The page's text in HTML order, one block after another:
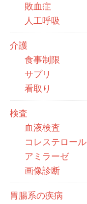
敗血症
人工呼吸
介護
食事制限
サプリ
看取り
検査
血液検査
コレステロール
アミラーゼ
画像診断
胃腸系の疾病